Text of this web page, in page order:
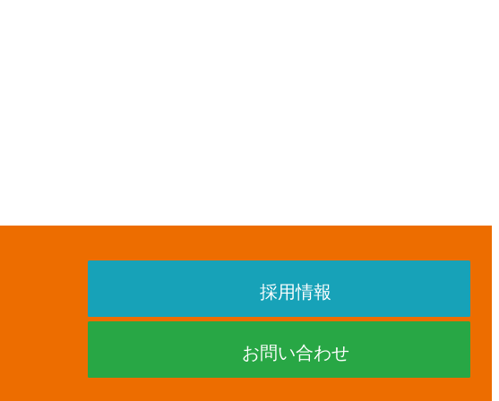
採用情報
お問い合わせ